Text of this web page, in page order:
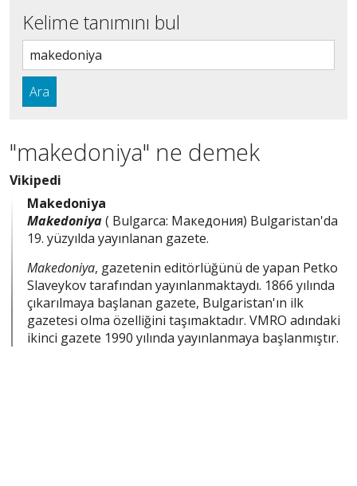
Kelime tanımını bul
Ara
"makedoniya" ne demek
Vikipedi
Makedoniya
Makedoniya( Bulgarca: Македония) Bulgaristan'da
19. yüzyılda yayınlanan gazete.
Makedoniya, gazetenin editörlüğünü de yapan Petko
Slaveykov tarafından yayınlanmaktaydı. 1866 yılında
çıkarılmaya başlanan gazete, Bulgaristan'ın ilk
gazetesi olma özelliğini taşımaktadır. VMRO adındaki
ikinci gazete 1990 yılında yayınlanmaya başlanmıştır.